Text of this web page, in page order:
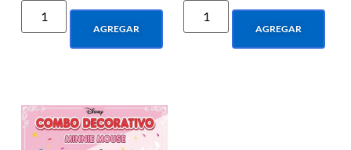
AGREGAR AGREGAR